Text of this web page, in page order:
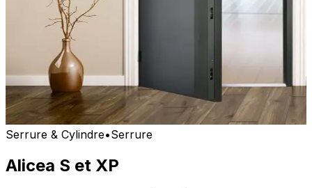
Serrure & Cylindre•Serrure
Alicea S et XP